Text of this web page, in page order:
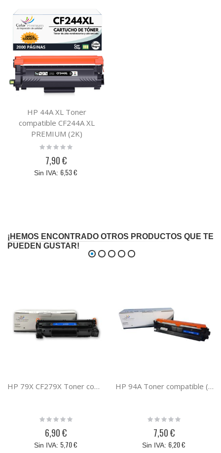
HP 44A XL Toner
compatible CF244A XL
PREMIUM (2K)
Rating:
7,90 €
6,53 €
¡HEMOS ENCONTRADO OTROS PRODUCTOS QUE TE
PUEDEN GUSTAR!
HP 79X CF279X Toner compatible PREMIUM (2,5K)
Rating:
6,90 €
5,70 €
HP 94A Toner compatible (CF294A)
Rating:
7,50 €
6,20 €